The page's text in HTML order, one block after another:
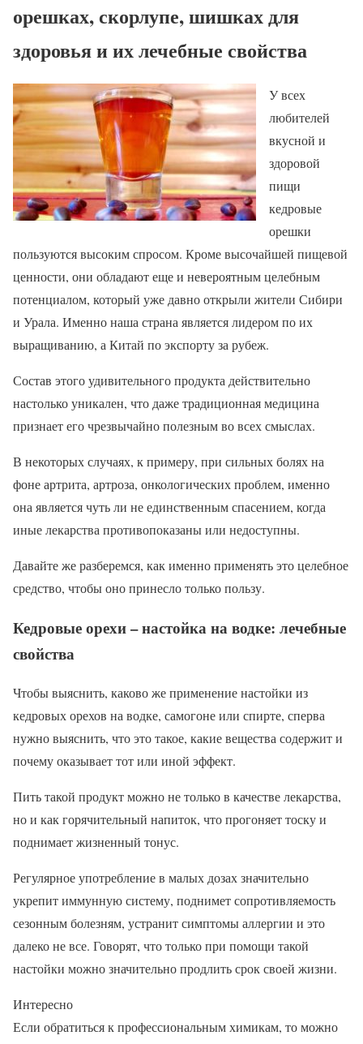
орешках, скорлупе, шишках для
здоровья и их лечебные свойства
У всех
любителей
вкусной и
здоровой
пищи
кедровые
орешки
пользуются высоким спросом. Кроме высочайшей пищевой
ценности, они обладают еще и невероятным целебным
потенциалом, который уже давно открыли жители Сибири
и Урала. Именно наша страна является лидером по их
выращиванию, а Китай по экспорту за рубеж.
Состав этого удивительного продукта действительно
настолько уникален, что даже традиционная медицина
признает его чрезвычайно полезным во всех смыслах.
В некоторых случаях, к примеру, при сильных болях на
фоне артрита, артроза, онкологических проблем, именно
она является чуть ли не единственным спасением, когда
иные лекарства противопоказаны или недоступны.
Давайте же разберемся, как именно применять это целебное
средство, чтобы оно принесло только пользу.
Кедровые орехи – настойка на водке: лечебные
свойства
Чтобы выяснить, каково же применение настойки из
кедровых орехов на водке, самогоне или спирте, сперва
нужно выяснить, что это такое, какие вещества содержит и
почему оказывает тот или иной эффект.
Пить такой продукт можно не только в качестве лекарства,
но и как горячительный напиток, что прогоняет тоску и
поднимает жизненный тонус.
Регулярное употребление в малых дозах значительно
укрепит иммунную систему, поднимет сопротивляемость
сезонным болезням, устранит симптомы аллергии и это
далеко не все. Говорят, что только при помощи такой
настойки можно значительно продлить срок своей жизни.
Интересно
Если обратиться к профессиональным химикам, то можно